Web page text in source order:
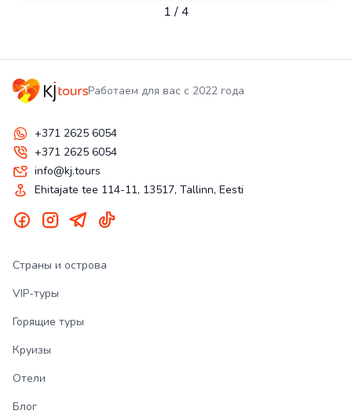
1/4
Работаем для вас с 2022 года
+371 2625 6054
+371 2625 6054
info@kj.tours
Ehitajate tee 114-11, 13517, Tallinn, Eesti
Страны и острова
VIP-туры
Горящие туры
Круизы
Отели
Блог